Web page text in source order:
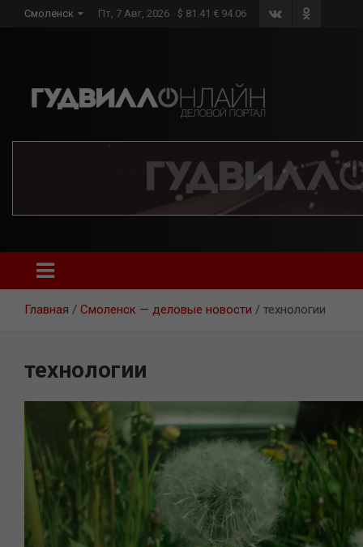
Смоленск Пт, 7 Авг, 2026 $ 81.41 € 94.06
Главная Смоленск — деловые новости технологии
технологии